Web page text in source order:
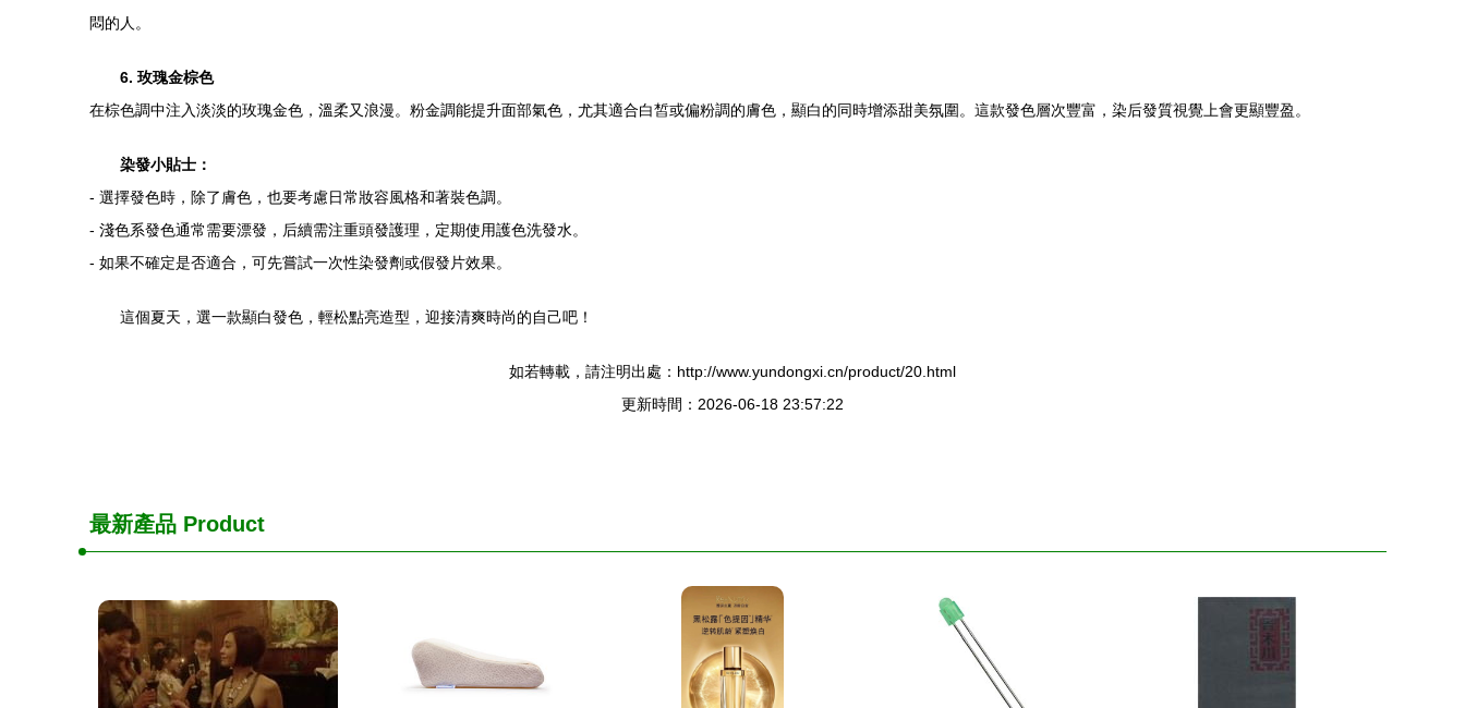
悶的人。
6. 玫瑰金棕色
在棕色調中注入淡淡的玫瑰金色，溫柔又浪漫。粉金調能提升面部氣色，尤其適合白皙或偏粉調的膚色，顯白的同時增添甜美氛圍。這款發色層次豐富，染后發質視覺上會更顯豐盈。
染發小貼士：
- 選擇發色時，除了膚色，也要考慮日常妝容風格和著裝色調。
- 淺色系發色通常需要漂發，后續需注重頭發護理，定期使用護色洗發水。
- 如果不確定是否適合，可先嘗試一次性染發劑或假發片效果。
這個夏天，選一款顯白發色，輕松點亮造型，迎接清爽時尚的自己吧！
如若轉載，請注明出處：http://www.yundongxi.cn/product/20.html
更新時間：2026-06-18 23:57:22
最新產品 Product